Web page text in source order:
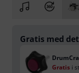
Gratis med
Gratis i